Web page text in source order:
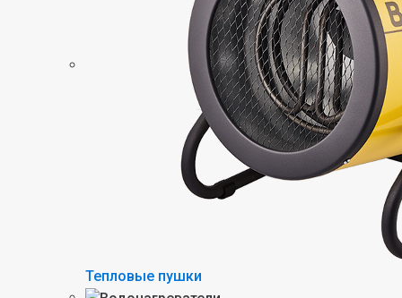
Тепловые пушки